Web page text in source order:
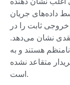
داده‌های جریان
ثابت را در
نشان می‌دهد.
هستند و به
متقاعد نشده
است.